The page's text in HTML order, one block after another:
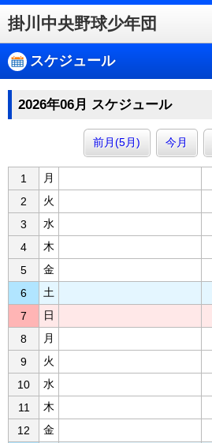
掛川中央野球少年団
スケジュール
2026年06月 スケジュール
前月(5月) 今月
1
月
2
火
3
水
4
木
5
金
6
土
7
日
8
月
9
火
10
水
11
木
12
金